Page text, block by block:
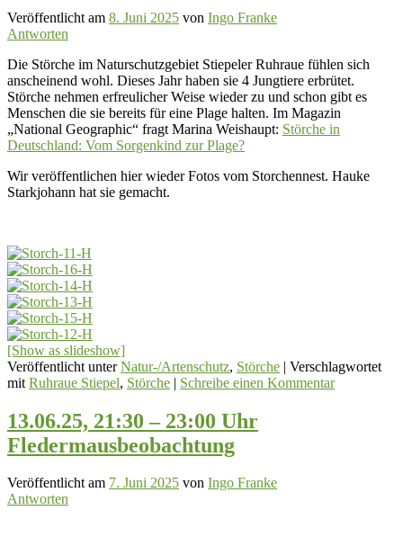
Veröffentlicht am 8. Juni 2025 von Ingo Franke
Antworten
Die Störche im Naturschutzgebiet Stiepeler Ruhraue fühlen sich
anscheinend wohl. Dieses Jahr haben sie 4 Jungtiere erbrütet.
Störche nehmen erfreulicher Weise wieder zu und schon gibt es
Menschen die sie bereits für eine Plage halten. Im Magazin
„National Geographic“ fragt Marina Weishaupt: Störche in
Deutschland: Vom Sorgenkind zur Plage?
Wir veröffentlichen hier wieder Fotos vom Storchennest. Hauke
Starkjohann hat sie gemacht.
[Show as slideshow]
Veröffentlicht unter Natur-/Artenschutz, Störche | Verschlagwortet
mit Ruhraue Stiepel, Störche | Schreibe einen Kommentar
13.06.25, 21:30 – 23:00 Uhr
Fledermausbeobachtung
Veröffentlicht am 7. Juni 2025 von Ingo Franke
Antworten